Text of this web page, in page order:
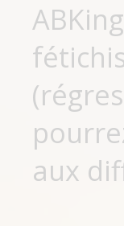
aux